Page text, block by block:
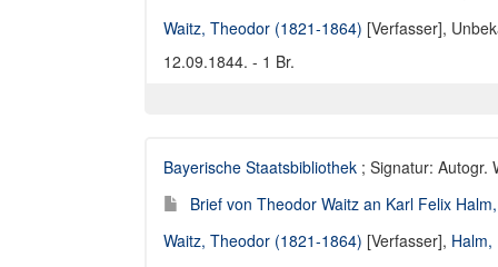
Waitz, Theodor (1821-1864) [Verfasser],
12.09.1844. - 1 Br.
Bayerische Staatsbibliothek ; Signatur: Autogr.
Brief von Theodor Waitz an Karl Felix
Waitz, Theodor (1821-1864) [Verfasser],